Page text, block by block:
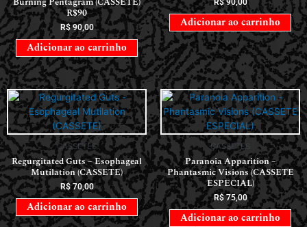
R$90
R$90,00
Adicionar ao carrinho
R$90,00
Adicionar ao carrinho
CASSETES
Regurgitated Guts – Esophageal
Mutilation (CASSETE)
R$70,00
Adicionar ao carrinho
CASSETES
Paranoia Apparition –
Phantasmic Visions (CASSETE
ESPECIAL)
R$75,00
Adicionar ao carrinho